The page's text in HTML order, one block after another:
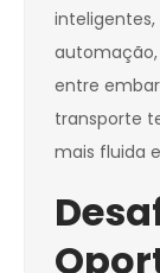
entre
transporte
mais fluida